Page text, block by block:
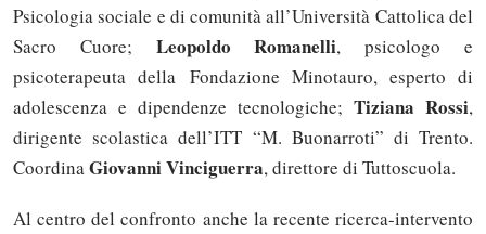
Psicologia sociale e di comunità all’Università Cattolica del
Sacro Cuore; Leopoldo Romanelli, psicologo e
psicoterapeuta della Fondazione Minotauro, esperto di
adolescenza e dipendenze tecnologiche; Tiziana Rossi,
dirigente scolastica dell’ITT “M. Buonarroti” di Trento.
CoordinaGiovanni Vinciguerra, direttore di Tuttoscuola.
Al centro del confronto anche la recente ricerca-intervento